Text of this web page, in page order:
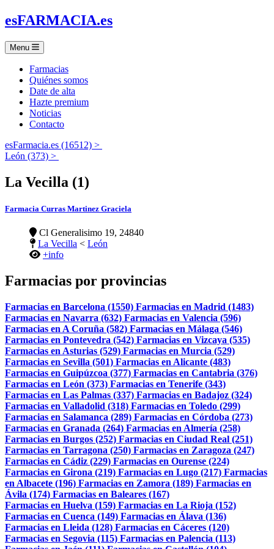
esFARMACIA.es
Menu
Farmacias
Quiénes somos
Date de alta
Hazte premium
Noticias
Contacto
esFarmacia.es (16512) >
León (373) >
La Vecilla (1)
Farmacia Curras Martinez Graciela
Cl Generalisimo 19, 24840
La Vecilla < León
+info
Farmacias por provincias
Farmacias en Barcelona (1550) Farmacias en Madrid (1483)
Farmacias en Navarra (632) Farmacias en Valencia (596)
Farmacias en A Coruña (582) Farmacias en Málaga (546)
Farmacias en Pontevedra (542) Farmacias en Vizcaya (535)
Farmacias en Asturias (529) Farmacias en Murcia (529)
Farmacias en Sevilla (501) Farmacias en Alicante (483)
Farmacias en Guipúzcoa (377) Farmacias en Cantabria (376)
Farmacias en León (373) Farmacias en Tenerife (343)
Farmacias en Las Palmas (337) Farmacias en Badajoz (324)
Farmacias en Valladolid (318) Farmacias en Toledo (299)
Farmacias en Salamanca (289) Farmacias en Córdoba (273)
Farmacias en Granada (264) Farmacias en Almería (258)
Farmacias en Burgos (252) Farmacias en Ciudad Real (251)
Farmacias en Tarragona (250) Farmacias en Zaragoza (247)
Farmacias en Cádiz (229) Farmacias en Ourense (224)
Farmacias en Girona (219) Farmacias en Lugo (217) Farmacias
en Albacete (196) Farmacias en Zamora (189) Farmacias en
Ávila (174) Farmacias en Baleares (167)
Farmacias en Huelva (159) Farmacias en La Rioja (152)
Farmacias en Cuenca (149) Farmacias en Álava (136)
Farmacias en Lleida (128) Farmacias en Cáceres (120)
Farmacias en Segovia (115) Farmacias en Palencia (113)